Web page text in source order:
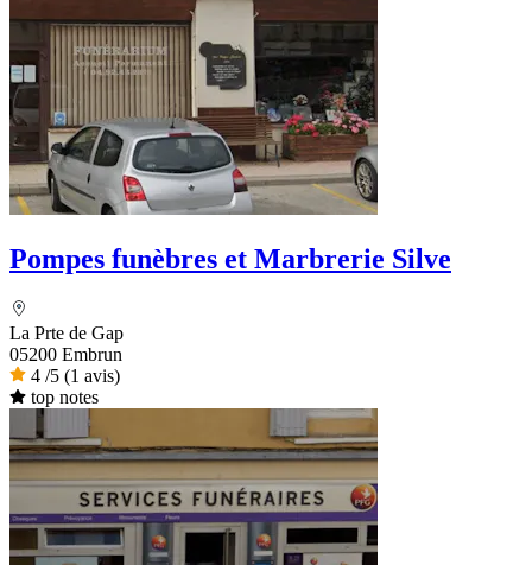
Pompes funèbres et Marbrerie Silve
La Prte de Gap
05200 Embrun
4 /5 (1 avis)
top notes